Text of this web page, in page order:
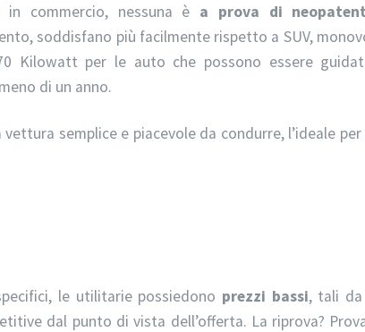
commercio, nessuna è a prova di
soddisfano più facilmente rispetto a SUV,
Kilowatt per le auto che possono essere
di un anno.
semplice e piacevole da condurre, l’ideale per
le utilitarie possiedono prezzi bassi, tali
dal punto di vista dell’offerta. La riprova?